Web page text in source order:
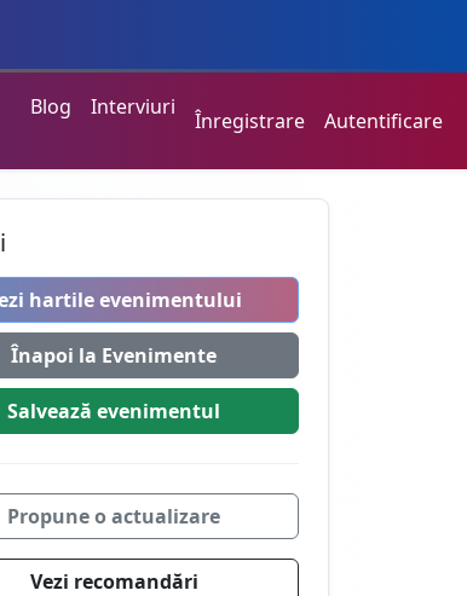
Blog Interviuri
Înregistrare Autentificare
hartile evenimentului
Înapoi la Evenimente
Salvează evenimentul
Propune o actualizare
Vezi recomandări